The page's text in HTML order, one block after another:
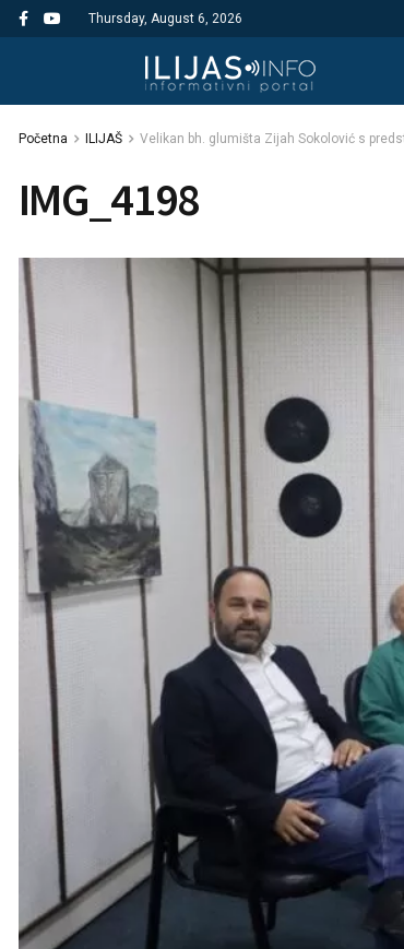
Thursday, August 6, 2026
Početna ILIJAŠ Velikan bh. glumišta Zijah Sokolović s
IMG_4198